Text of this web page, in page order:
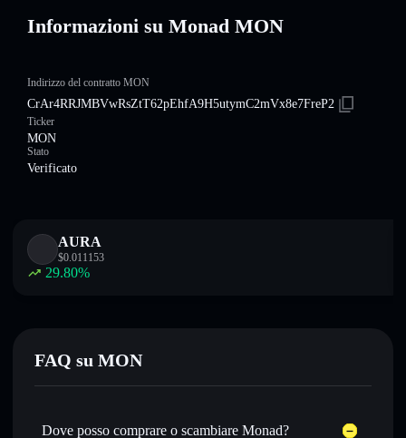
Informazioni su Monad MON
Indirizzo del contratto MON
CrAr4RRJMBVwRsZtT62pEhfA9H5utymC2mVx8e7FreP2
Ticker
MON
Stato
Verificato
AURA
$0.011153
29.80%
FAQ su MON
Dove posso comprare o scambiare Monad?